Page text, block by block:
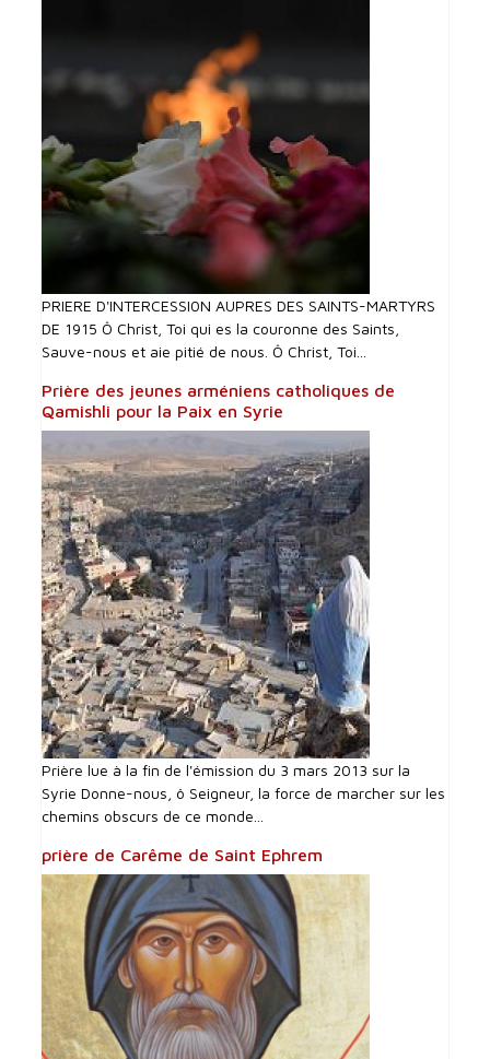
PRIERE D'INTERCESSI0N AUPRES DES SAINTS-MARTYRS
DE 1915 Ô Christ, Toi qui es la couronne des Saints,
Sauve-nous et aie pitié de nous. Ô Christ, Toi...
Prière des jeunes arméniens catholiques de
Qamishli pour la Paix en Syrie
Prière lue à la fin de l'émission du 3 mars 2013 sur la
Syrie Donne-nous, ô Seigneur, la force de marcher sur les
chemins obscurs de ce monde...
prière de Carême de Saint Ephrem